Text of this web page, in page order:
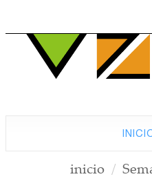
inicio